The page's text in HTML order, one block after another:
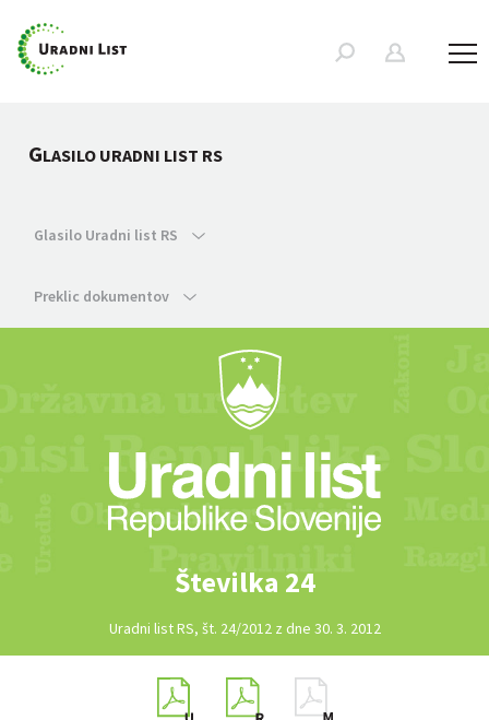
GLASILO URADNI LIST RS
Glasilo Uradni list RS
Preklic dokumentov
Številka 24
Uradni list RS, št. 24/2012 z dne 30. 3. 2012